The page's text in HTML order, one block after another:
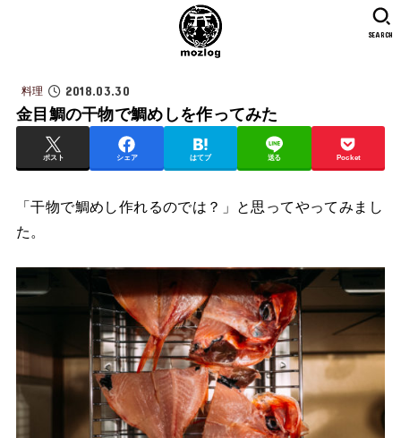
SEARCH
料理 2018.03.30
金目鯛の干物で鯛めしを作ってみた
ポスト シェア はてブ 送る Pocket
「干物で鯛めし作れるのでは？」と思ってやってみまし
た。